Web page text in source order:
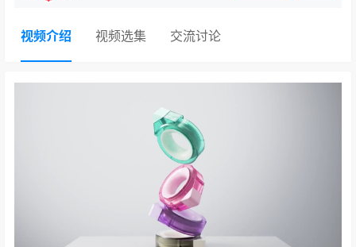
视频介绍 视频选集 交流讨论